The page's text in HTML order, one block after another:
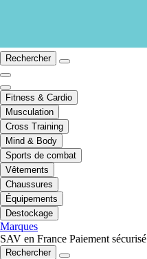
Rechercher
Fitness & Cardio
Musculation
Cross Training
Mind & Body
Sports de combat
Vêtements
Chaussures
Équipements
Destockage
Marques
SAV en France Paiement sécurisé
Rechercher